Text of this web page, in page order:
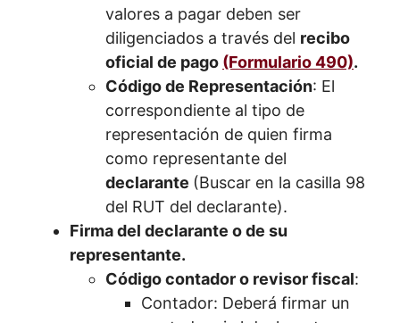
valores a pagar deben ser
diligenciados a través del recibo
oficial de pago (Formulario 490).
Código de Representación: El
correspondiente al tipo de
representación de quien firma
como representante del
declarante (Buscar en la casilla 98
del RUT del declarante).
Firma del declarante o de su
representante.
Código contador o revisor fiscal:
Contador: Deberá firmar un